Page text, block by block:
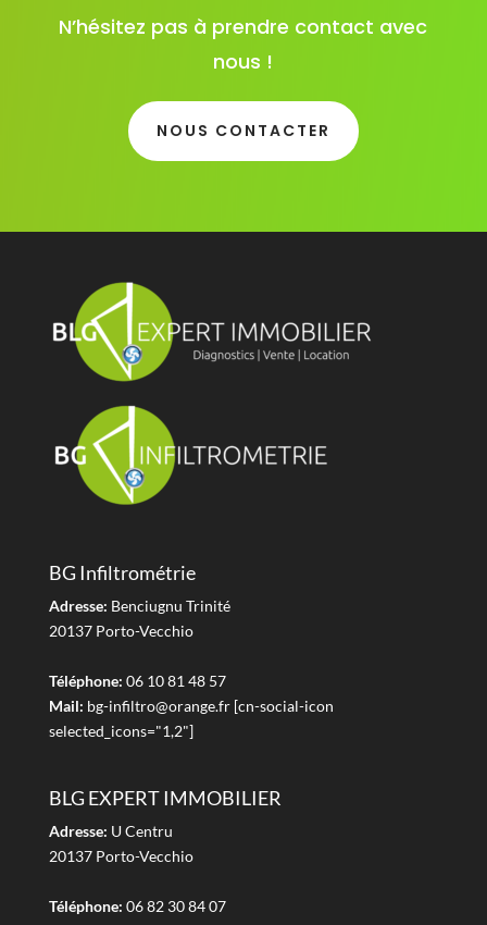
N’hésitez pas à prendre contact avec
nous !
NOUS CONTACTER
BG Infiltrométrie
Adresse: Benciugnu Trinité
20137 Porto-Vecchio
Téléphone: 06 10 81 48 57
Mail: bg-infiltro@orange.fr [cn-social-icon
selected_icons="1,2"]
BLG EXPERT IMMOBILIER
Adresse: U Centru
20137 Porto-Vecchio
Téléphone: 06 82 30 84 07